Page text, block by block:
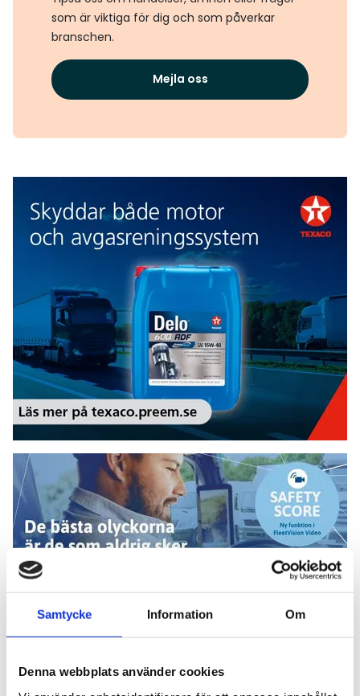
Samtycke Information Om
Denna webbplats använder cookies
som är viktiga för dig och som påverkar
branschen.
Mejla oss
Add Secure